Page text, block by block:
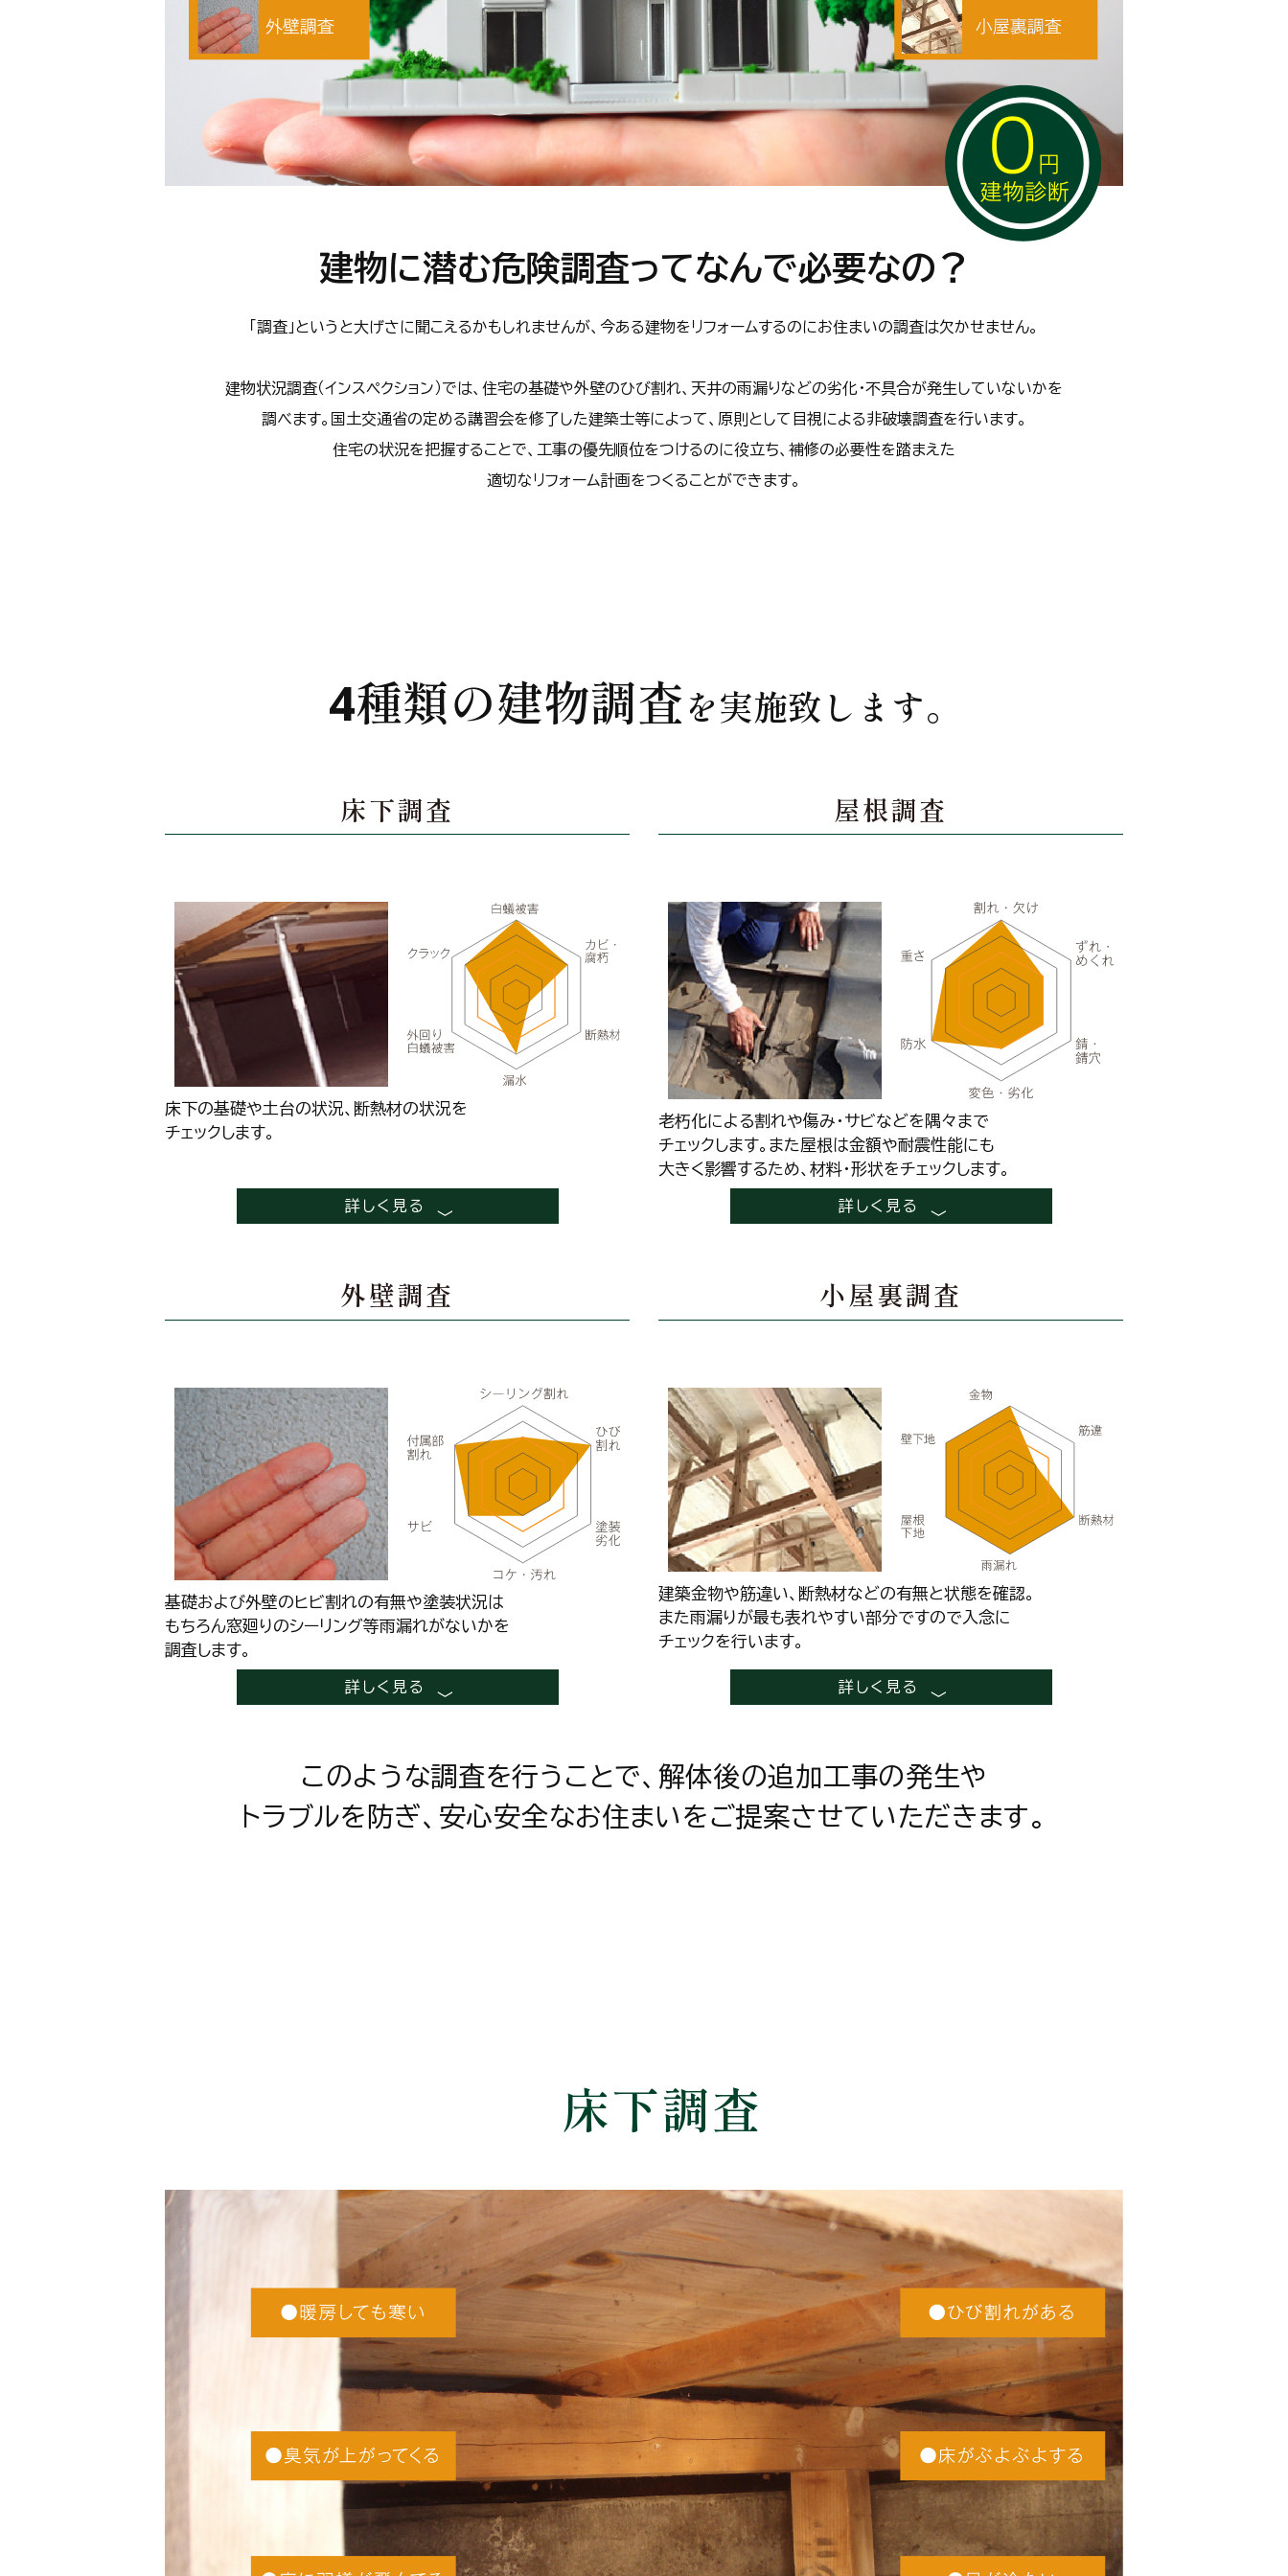
建物に潜む危険調査ってなんで必要なの？
「調査」というと大げさに聞こえるかもしれませんが、今ある建物をリフォームするのにお住まいの調査は欠かせません。
建物状況調査（インスペクション）では、住宅の基礎や外壁のひび割れ、天井の雨漏りなどの劣化・不具合が発生していないかを
調べます。国土交通省の定める講習会を修了した建築士等によって、原則として目視による非破壊調査を行います。
住宅の状況を把握することで、工事の優先順位をつけるのに役立ち、補修の必要性を踏まえた
適切なリフォーム計画をつくることができます。
4種類の建物調査を実施致します。
床下調査
床下の基礎や土台の状況、断熱材の状況を
チェックします。
詳しく見る
屋根調査
老朽化による割れや傷み・サビなどを隅々まで
チェックします。また屋根は金額や耐震性能にも
大きく影響するため、材料・形状をチェックします。
詳しく見る
外壁調査
基礎および外壁のヒビ割れの有無や塗装状況は
もちろん窓廻りのシーリング等雨漏れがないかを
調査します。
詳しく見る
小屋裏調査
建築金物や筋違い、断熱材などの有無と状態を確認。
また雨漏りが最も表れやすい部分ですので入念に
チェックを行います。
詳しく見る
このような調査を行うことで、解体後の追加工事の発生や
トラブルを防ぎ、安心安全なお住まいをご提案させていただきます。
床下調査